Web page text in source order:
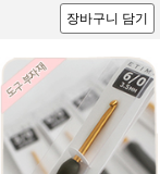
장바구니 담기